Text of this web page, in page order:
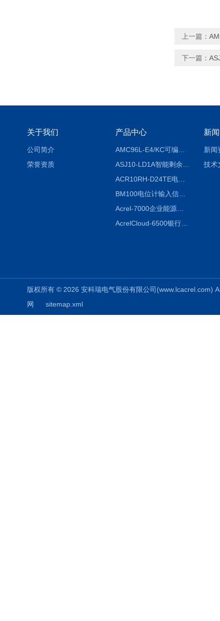
上一篇：
下一篇：
关于我们
公司简介
荣誉资质
产品中心
ACR10RH-D24TE电力仪表外置开口式互感器
BM100电位计输入信号隔离器
Acrel-7000企业能源管控平台
AcrelCloud-6500银行业安全用电能耗云平台
新
新闻
技术
版权所有 © 2026 安科瑞电气股份有限公司
网
sitemap.xml